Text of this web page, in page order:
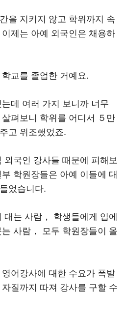
을 지키지 않고 학위까지 속
제는 아예 외국인은 채용하
교를 졸업한 거예요.
데 여러 가지 보니까 너무
펴보니 학위를 어디서 ５만
고 위조했었죠.
외국인 강사들 때문에 피해보
학원장들은 아예 이들에 대
었습니다.
대는 사람， 학생들에게 입에
사람， 모두 학원장들이 올
어강사에 대한 수요가 폭발
질까지 따져 강사를 구할 수